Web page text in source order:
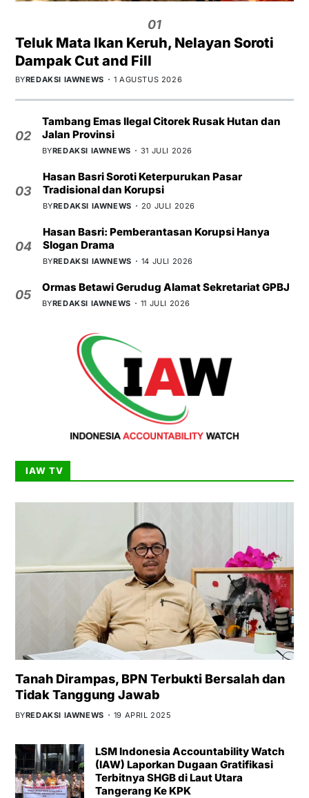
01
Teluk Mata Ikan Keruh, Nelayan Soroti
Dampak Cut and Fill
BYREDAKSI IAWNEWS 1 AGUSTUS 2026
02
Tambang Emas Ilegal Citorek Rusak Hutan dan
Jalan Provinsi
BYREDAKSI IAWNEWS 31 JULI 2026
03
Hasan Basri Soroti Keterpurukan Pasar
Tradisional dan Korupsi
BYREDAKSI IAWNEWS 20 JULI 2026
04
Hasan Basri: Pemberantasan Korupsi Hanya
Slogan Drama
BYREDAKSI IAWNEWS 14 JULI 2026
05
Ormas Betawi Gerudug Alamat Sekretariat GPBJ
BYREDAKSI IAWNEWS 11 JULI 2026
IAW TV
Tanah Dirampas, BPN Terbukti Bersalah dan
Tidak Tanggung Jawab
BYREDAKSI IAWNEWS 19 APRIL 2025
LSM Indonesia Accountability Watch
(IAW) Laporkan Dugaan Gratifikasi
Terbitnya SHGB di Laut Utara
Tangerang Ke KPK